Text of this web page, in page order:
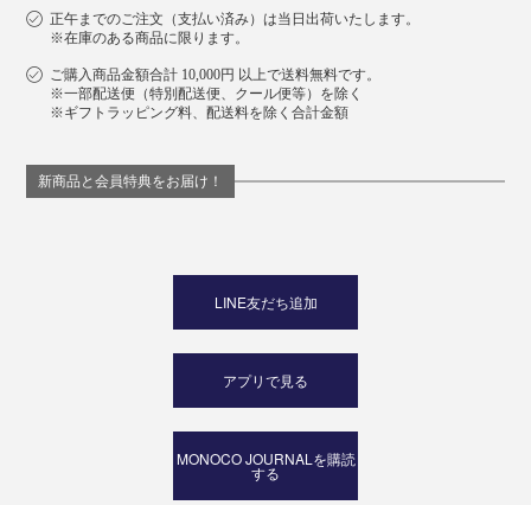
正午までのご注文（支払い済み）は当日出荷いたします。
※在庫のある商品に限ります。
ご購入商品金額合計 10,000円 以上で送料無料です。
※一部配送便（特別配送便、クール便等）を除く
※ギフトラッピング料、配送料を除く合計金額
新商品と会員特典をお届け！
LINE友だち追加
アプリで見る
MONOCO JOURNALを購読
する